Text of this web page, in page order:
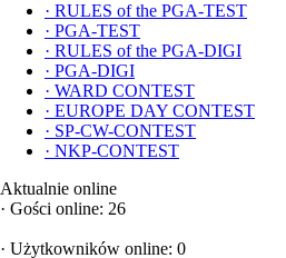
· RULES of the PGA-TEST
· PGA-TEST
· RULES of the PGA-DIGI
· PGA-DIGI
· WARD CONTEST
· EUROPE DAY CONTEST
· SP-CW-CONTEST
· NKP-CONTEST
Aktualnie online
· Gości online: 26
· Użytkowników online: 0